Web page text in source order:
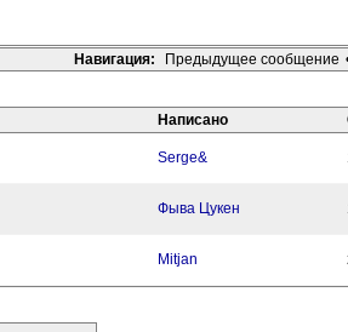
Навигация: Предыдущее сообщение
Написано
Serge&
Фыва Цукен
Mitjan